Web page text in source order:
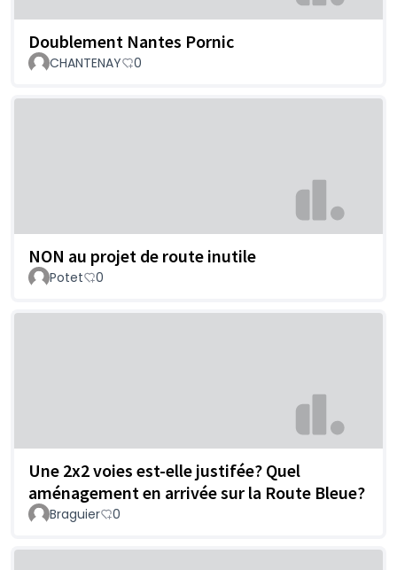
Doublement Nantes Pornic
CHANTENAY 0
NON au projet de route inutile
Potet 0
Une 2x2 voies est-elle justifée? Quel
aménagement en arrivée sur la Route Bleue?
Braguier 0